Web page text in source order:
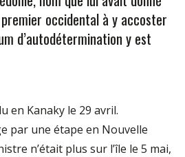
premier occidental à y accoster
d’auto­détermination y est
en Kanaky le 29 avril.
par une étape en Nouvelle
n’était plus sur l’île le 5 mai,